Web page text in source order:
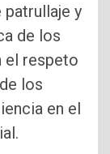
y
de los
el respeto
los
en el